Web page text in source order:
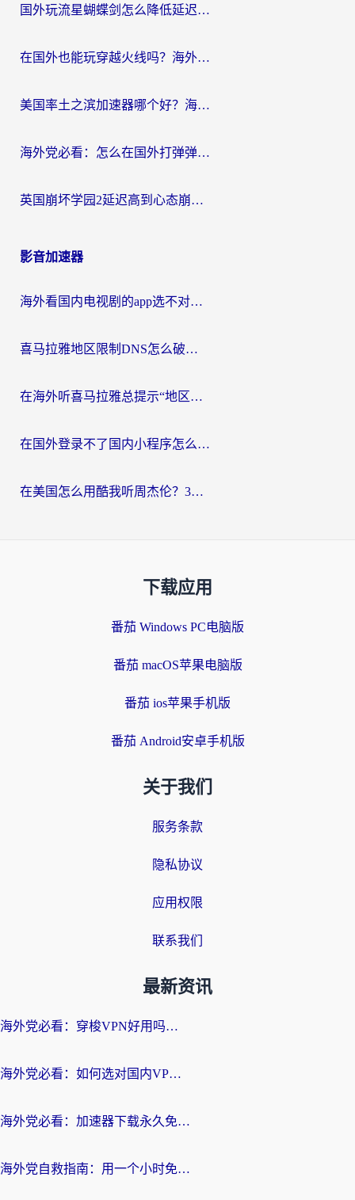
国外玩流星蝴蝶剑怎么降低延迟？海外党必看的加速秘籍（含欧洲鸣潮&彩虹岛优化攻略）
在国外也能玩穿越火线吗？海外玩家国服游戏畅玩终极指南
美国率土之滨加速器哪个好？海外党国服游戏畅玩终极指南（附多游戏解决方案）
海外党必看：怎么在国外打弹弹堂不卡？番茄加速器亲测指南
英国崩坏学园2延迟高到心态崩？海外党国服游戏加速终极指南
影音加速器
海外看国内电视剧的app选不对？这份回国加速器避坑指南帮你流畅追剧
喜马拉雅地区限制DNS怎么破？海外党听国内音乐听书的终极解决方案
在海外听喜马拉雅总提示“地区限制”？3步轻松解除+听国内音乐全攻略
在国外登录不了国内小程序怎么办？选对回国加速器，轻松解锁国内资源
在美国怎么用酷我听周杰伦？3步搞定海外听歌难题
下载应用
番茄 Windows PC电脑版
番茄 macOS苹果电脑版
番茄 ios苹果手机版
番茄 Android安卓手机版
关于我们
服务条款
隐私协议
应用权限
联系我们
最新资讯
海外党必看：穿梭VPN好用吗？和云帆VPN对比哪个回国效果更好？附真实测评+避坑指南
海外党必看：如何选对国内VPN，实现无缝访问国内资源？
海外党必看：加速器下载永久免费版真的存在吗？教你无缝访问国内资源的正确姿势
海外党自救指南：用一个小时免费加速器，轻松打破国内资源访问壁垒？